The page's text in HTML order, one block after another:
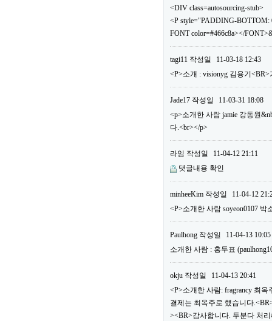
<DIV class=autosourcing-stub>
<P style="PADDING-
FONT color=#466c8a></
tagi11 작성일
11-03-18 12:43
<P>소개 : visionyg 김용기
Jade17 작성일
11-03-31 18:08
<p>소개한 사람 jamie 강동원
다.<br></p>
라임 작성일
11-04-12 21:11
댓글내용 확인
minheeKim 작성일
11-04-12
<P>소개한 사람 soyeon0107 박
Paulhong 작성일
11-04-13 10:05
소개한 사람 : 홍두표
okju 작성일
11-04-13 20:41
<P>소개한 사람: fragrancy 최
결제는 최옥주로 했습니다
><BR>감사합니다. 두분다 처